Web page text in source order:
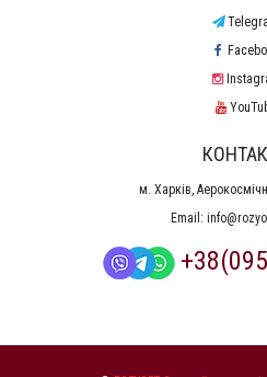
м. Харків,
Email: